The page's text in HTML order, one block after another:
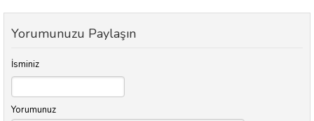
Yorumunuzu Paylaşın
İsminiz
Yorumunuz